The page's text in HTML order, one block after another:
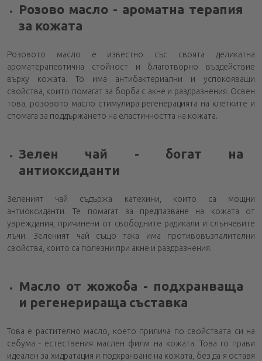
Розово масло - ароматна терапия
за кожата
Розовото масло е известно със своята деликатна
ароматерапевтична стойност и благотворно въздействие
върху кожата. То има антибактериални и успокояващи
свойства, които помагат за борба с акне и раздразнения. Освен
това, розовото масло стимулира регенерацията на клетките и
спомага за поддържането на еластичността на кожата.
Зелен чай - богат на
антиоксиданти
Зеленият чай съдържа катехини, които са мощни
антиоксиданти. Те помагат за предпазване на кожата от
увреждания, причинени от свободните радикали и слънчевите
лъчи. Зеленият чай също така има противовъзпалителни
свойства, които са полезни при акне и раздразнения.
Масло от жожоба - подхранваща
и регенерираща съставка
Това е растително масло, което прилича по свойствата си на
себума - естествения маслен филм на кожата. Това го прави
идеален за хидратация и подхранване на кожата, без да я оставя